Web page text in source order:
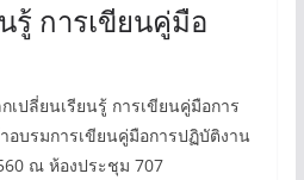
รู้ การเขียนคู่มือ
ปลี่ยนเรียนรู้ การเขียนคู่มือการ
บรมการเขียนคู่มือการปฏิบัติงาน
ณ ห้องประชุม 707